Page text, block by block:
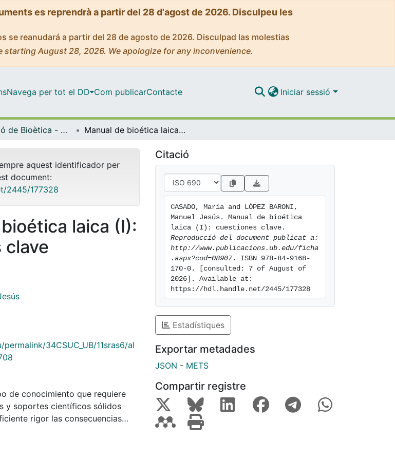
es reprendrà a partir del 28 d'agost de 2026. Disculpeu les
se reanudará a partir del 28 de agosto de 2026. Disculpad las molestias
August 28, 2026. We apologize for any inconvenience.
Navega per tot el DD Com publicarContacte Iniciar sessió
Col·lecció de Bioètica - eBooks - (Publicacions i Edicions UB) Manual de bioética laica (I): cuestiones clave
aquest identificador per
document:
2445/177328
laica (I):
clave
34CSUC_UB/11sras6/al
de conocimiento que requiere
y soportes científicos sólidos
rigor las consecuencias
de la biotecnología y la
largos años de docencia e
Citació
CASADO, María and LÓPEZ BARONI,
Manuel Jesús. Manual de bioética
Reproducció del document publicat a:
http://www.publicacions.ub.edu/ficha
.aspx?cod=08907. ISBN 978-84-9168-
170-0. [consulted: 7 of August of
2026]. Available at:
https://hdl.handle.net/2445/177328
Estadístiques
Exportar metadades
JSON - METS
Compartir registre